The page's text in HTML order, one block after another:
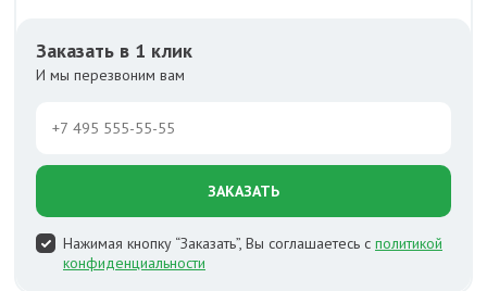
Заказать в 1 клик
И мы перезвоним вам
ЗАКАЗАТЬ
Нажимая кнопку “Заказать”, Вы соглашаетесь с политикой
конфиденциальности